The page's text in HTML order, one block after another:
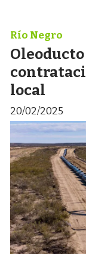
Oleoducto
local
Río Negro
20/02/2025